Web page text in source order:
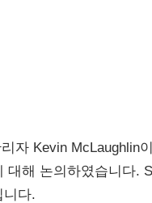
자 Kevin McLaughlin
대해 논의하였습니다.
니다.